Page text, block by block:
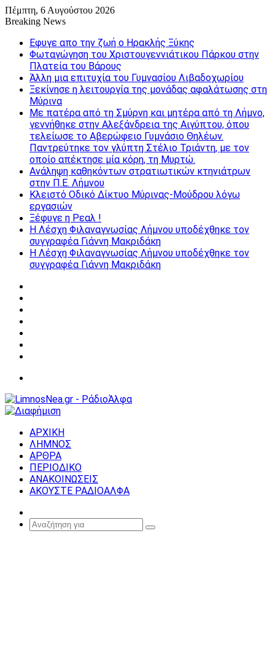
Πέμπτη, 6 Αυγούστου 2026
Breaking News
Εφυγε απο την ζωή o Ηρακλής Ξύκης
Φωταγώγηση του Χριστουγεννιάτικου Πάρκου στην
Πλατεία του Βάρους
Άλλη μια επιτυχία του Γυμνασίου Λιβαδοχωρίου
Ξεκίνησε η λειτουργία της μονάδας αφαλάτωσης στη
Μύρινα
Με πατέρα από τη Σμύρνη και μητέρα από τη Λήμνο,
γεννήθηκε στην Αλεξάνδρεια της Αιγύπτου, όπου
τελείωσε το Αβερώφειο Γυμνάσιο Θηλέων.
Παντρεύτηκε τον γλύπτη Στέλιο Τριάντη, με τον
οποίο απέκτησε μία κόρη, τη Μυρτώ.
Ανάληψη καθηκόντων στρατιωτικών κτηνιάτρων
στην Π.Ε. Λήμνου
Κλειστό Οδικό Δίκτυο Μύρινας-Μούδρου λόγω
εργασιών
Ξέφυγε η Ρεαλ !
Η Λέσχη Φιλαναγνωσίας Λήμνου υποδέχθηκε τον
συγγραφέα Γιάννη Μακριδάκη
Η Λέσχη Φιλαναγνωσίας Λήμνου υποδέχθηκε τον
συγγραφέα Γιάννη Μακριδάκη
ΑΡΧΙΚΗ
ΛΗΜΝΟΣ
ΑΡΘΡΑ
ΠΕΡΙΟΔΙΚΟ
ΑΝΑΚΟΙΝΩΣΕΙΣ
ΑΚΟΥΣΤΕ ΡΑΔΙΟΑΛΦΑ
Article
Αναζήτηση